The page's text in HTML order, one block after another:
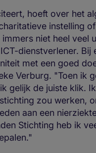
hoeft over het
instelling
niet heel veel
dienstverlener.
met een goed
Verburg. "Toen ik
gelijk de juiste klik.
zou werken,
aan een
Stichting heb ik